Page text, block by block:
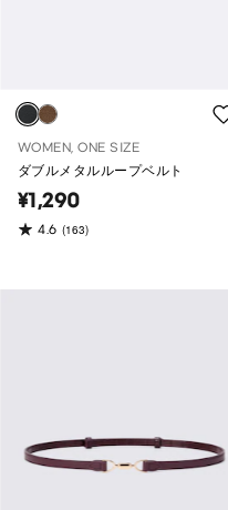
WOMEN, ONE SIZE
ダブルメタルループベルト
¥1,290
4.6 (163)